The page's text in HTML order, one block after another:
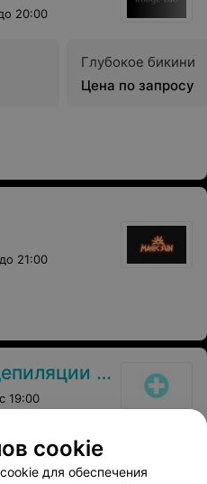
20:00
Глубокое бикини
Цена по запросу
до 21:00
Александровна
с 19:00
cookie
для обеспечения